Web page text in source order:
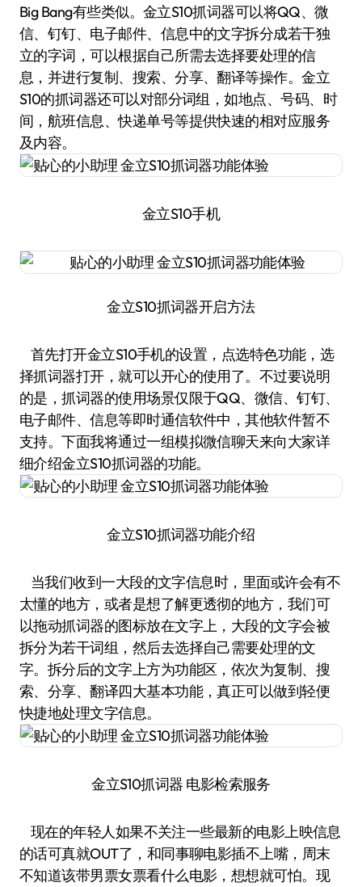
Big Bang有些类似。金立S10抓词器可以将QQ、微
信、钉钉、电子邮件、信息中的文字拆分成若干独
立的字词，可以根据自己所需去选择要处理的信
息，并进行复制、搜索、分享、翻译等操作。金立
S10的抓词器还可以对部分词组，如地点、号码、时
间，航班信息、快递单号等提供快速的相对应服务
及内容。
金立S10手机
金立S10抓词器开启方法
首先打开金立S10手机的设置，点选特色功能，选
择抓词器打开，就可以开心的使用了。不过要说明
的是，抓词器的使用场景仅限于QQ、微信、钉钉、
电子邮件、信息等即时通信软件中，其他软件暂不
支持。下面我将通过一组模拟微信聊天来向大家详
细介绍金立S10抓词器的功能。
金立S10抓词器功能介绍
当我们收到一大段的文字信息时，里面或许会有不
太懂的地方，或者是想了解更透彻的地方，我们可
以拖动抓词器的图标放在文字上，大段的文字会被
拆分为若干词组，然后去选择自己需要处理的文
字。拆分后的文字上方为功能区，依次为复制、搜
索、分享、翻译四大基本功能，真正可以做到轻便
快捷地处理文字信息。
金立S10抓词器 电影检索服务
现在的年轻人如果不关注一些最新的电影上映信息
的话可真就OUT了，和同事聊电影插不上嘴，周末
不知道该带男票女票看什么电影，想想就可怕。现